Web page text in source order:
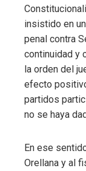
insistido en
penal contra
continuidad y
la orden del
efecto
partidos
no se haya
En ese
Orellana y al